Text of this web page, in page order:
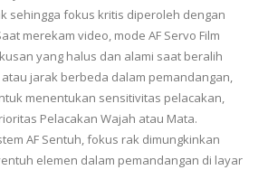
sehingga fokus kritis diperoleh dengan
merekam video, mode AF Servo Film
yang halus dan alami saat beralih
jarak berbeda dalam pemandangan,
menentukan sensitivitas pelacakan,
Pelacakan Wajah atau Mata.
AF Sentuh, fokus rak dimungkinkan
elemen dalam pemandangan di layar